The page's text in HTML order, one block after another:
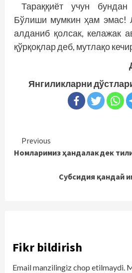
Тараққиёт учун
Бўлиши мумкин ҳам эмас!
алданиб қолсак, келажак
қўрқоқлар деб, мутлақо
Янгиликларни
Continue
Reading
Previous
Номларимиз ҳандалакдек
Субсидия қандай
Fikr bildirish
Email manzilingiz chop etilmaydi.